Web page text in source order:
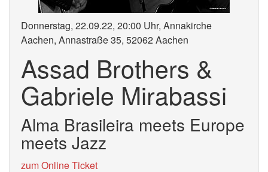
Donnerstag, 22.09.22, 20:00 Uhr, Annakirche
Aachen, Annastraße 35, 52062 Aachen
Assad Brothers &
Gabriele Mirabassi
Alma Brasileira meets Europe
meets Jazz
zum Online Ticket